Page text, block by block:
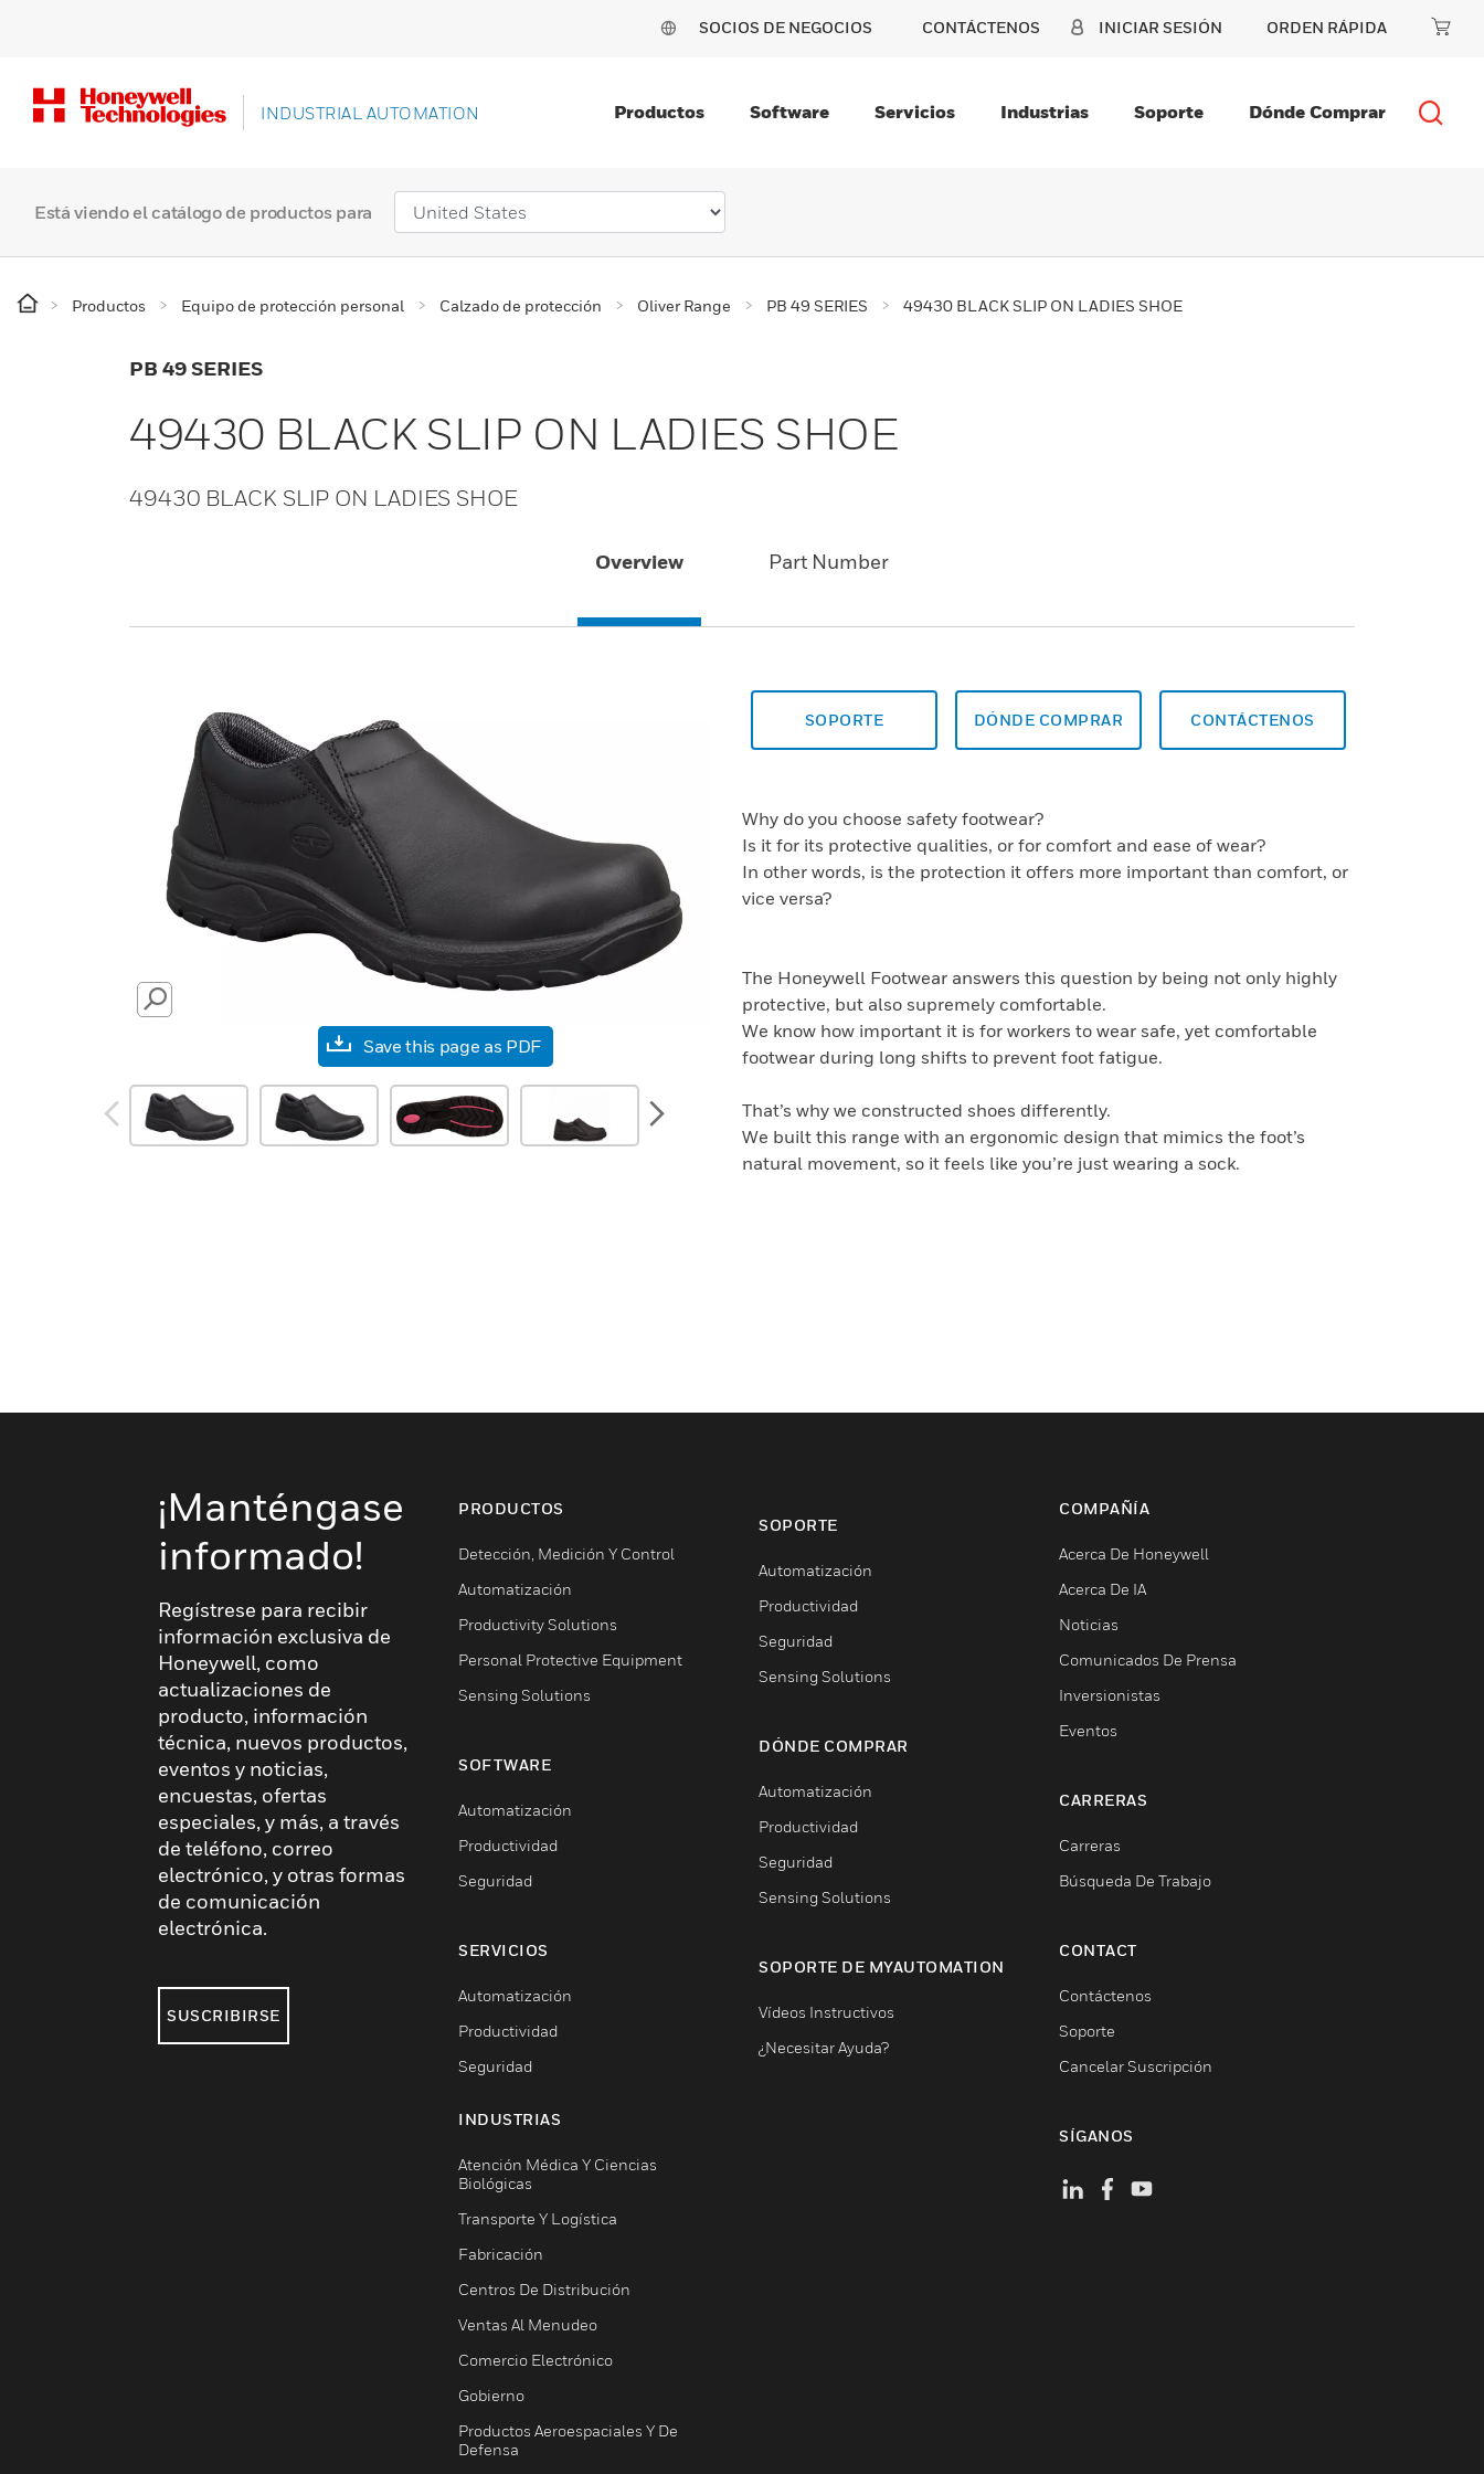
SOCIOS DE NEGOCIOS CONTÁCTENOS INICIAR SESIÓN ORDEN RÁPIDA
INDUSTRIAL AUTOMATION Productos Software Servicios Industrias Soporte Dónde Comprar
Está viendo el catálogo de productos para
Productos Equipo de protección personal Calzado de protección Oliver Range PB 49 SERIES 49430 BLACK SLIP ON LADIES SHOE
PB 49 SERIES
49430 BLACK SLIP ON LADIES SHOE
49430 BLACK SLIP ON LADIES SHOE
Overview Part Number
SEARCH
Save this page as PDF
prev
SOPORTE DÓNDE COMPRAR CONTÁCTENOS
Why do you choose safety footwear?
Is it for its protective qualities, or for comfort and ease of wear?
In other words, is the protection it offers more important than comfort, or
vice versa?
The Honeywell Footwear answers this question by being not only highly
protective, but also supremely comfortable.
We know how important it is for workers to wear safe, yet comfortable
footwear during long shifts to prevent foot fatigue.
That’s why we constructed shoes differently.
We built this range with an ergonomic design that mimics the foot’s
natural movement, so it feels like you’re just wearing a sock.
¡Manténgase
informado!
Regístrese para recibir
información exclusiva de
Honeywell, como
actualizaciones de
producto, información
técnica, nuevos productos,
eventos y noticias,
encuestas, ofertas
especiales, y más, a través
de teléfono, correo
electrónico, y otras formas
de comunicación
electrónica.
SUSCRIBIRSE
PRODUCTOS
Detección, Medición Y Control
Automatización
Productivity Solutions
Personal Protective Equipment
Sensing Solutions
SOFTWARE
Automatización
Productividad
Seguridad
SERVICIOS
Automatización
Productividad
Seguridad
INDUSTRIAS
Atención Médica Y Ciencias
Biológicas
Transporte Y Logística
Fabricación
Centros De Distribución
Ventas Al Menudeo
Comercio Electrónico
Gobierno
Productos Aeroespaciales Y De
Defensa
SOPORTE
Automatización
Productividad
Seguridad
Sensing Solutions
DÓNDE COMPRAR
Automatización
Productividad
Seguridad
Sensing Solutions
SOPORTE DE MYAUTOMATION
Vídeos Instructivos
¿Necesitar Ayuda?
COMPAÑÍA
Acerca De Honeywell
Acerca De IA
Noticias
Comunicados De Prensa
Inversionistas
Eventos
CARRERAS
Carreras
Búsqueda De Trabajo
CONTACT
Contáctenos
Soporte
Cancelar Suscripción
SÍGANOS